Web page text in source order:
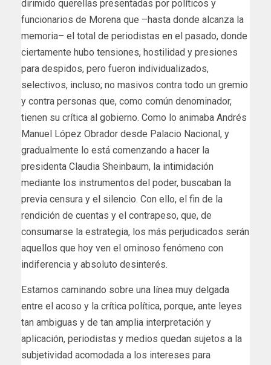
dirimido querellas presentadas por políticos y
funcionarios de Morena que –hasta donde alcanza la
memoria– el total de periodistas en el pasado, donde
ciertamente hubo tensiones, hostilidad y presiones
para despidos, pero fueron individualizados,
selectivos, incluso; no masivos contra todo un gremio
y contra personas que, como común denominador,
tienen su crítica al gobierno. Como lo animaba Andrés
Manuel López Obrador desde Palacio Nacional, y
gradualmente lo está comenzando a hacer la
presidenta Claudia Sheinbaum, la intimidación
mediante los instrumentos del poder, buscaban la
previa censura y el silencio. Con ello, el fin de la
rendición de cuentas y el contrapeso, que, de
consumarse la estrategia, los más perjudicados serán
aquellos que hoy ven el ominoso fenómeno con
indiferencia y absoluto desinterés.
Estamos caminando sobre una línea muy delgada
entre el acoso y la crítica política, porque, ante leyes
tan ambiguas y de tan amplia interpretación y
aplicación, periodistas y medios quedan sujetos a la
subjetividad acomodada a los intereses para